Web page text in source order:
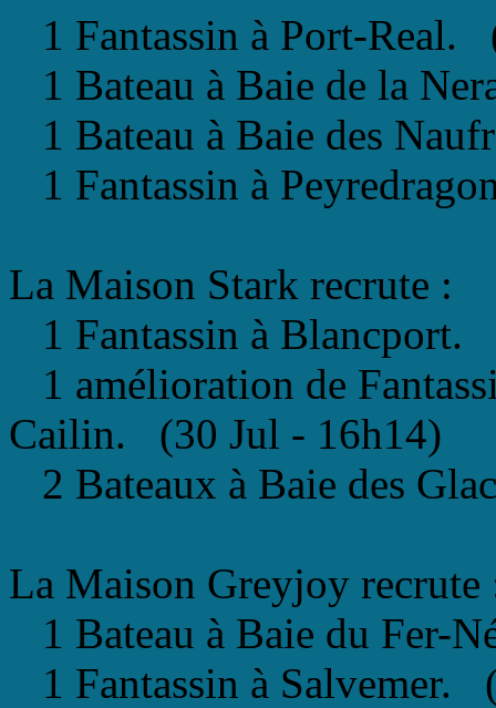
1 Fantassin à Port-Real.
1 Bateau à Baie de la
1 Bateau à Baie des
1 Fantassin à
La Maison Stark recrute :
1 Fantassin à Blancport.
1 amélioration de
Cailin. (30 Jul - 16h14)
2 Bateaux à Baie des
La Maison Greyjoy
1 Bateau à Baie du Fer-
1 Fantassin à Salvemer.